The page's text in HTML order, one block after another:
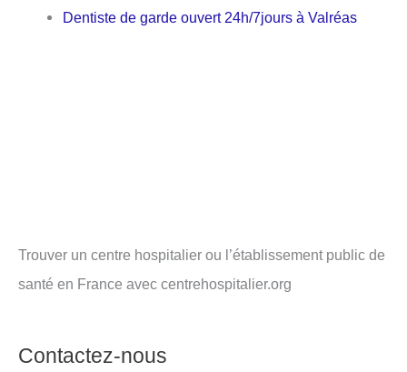
Dentiste de garde ouvert 24h/7jours à Valréas
Trouver un centre hospitalier ou l’établissement public de
santé en France avec centrehospitalier.org
Contactez-nous